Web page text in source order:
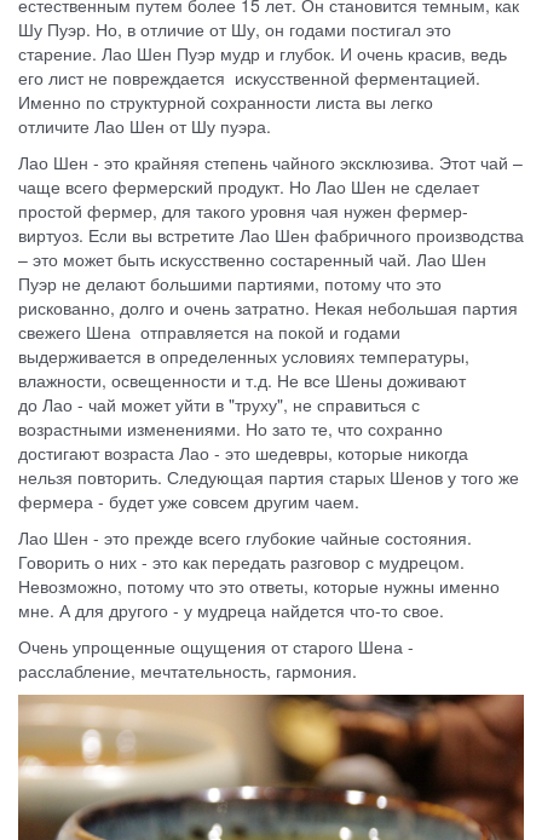
Шу Пуэр. Но, в отличие от Шу, он годами постигал это
старение. Лао Шен Пуэр мудр и глубок. И очень красив, ведь
его лист не повреждается искусственной ферментацией.
Именно по структурной сохранности листа вы легко
отличите Лао Шен от Шу пуэра.
Лао Шен - это крайняя степень чайного эксклюзива. Этот чай –
чаще всего фермерский продукт. Но Лао Шен не сделает
простой фермер, для такого уровня чая нужен фермер-
виртуоз. Если вы встретите Лао Шен фабричного производства
– это может быть искусственно состаренный чай. Лао Шен
Пуэр не делают большими партиями, потому что это
рискованно, долго и очень затратно. Некая небольшая партия
свежего Шена отправляется на покой и годами
выдерживается в определенных условиях температуры,
влажности, освещенности и т.д. Не все Шены доживают
до Лао - чай может уйти в "труху", не справиться с
возрастными изменениями. Но зато те, что сохранно
достигают возраста Лао - это шедевры, которые никогда
нельзя повторить. Следующая партия старых Шенов у того же
фермера - будет уже совсем другим чаем.
Лао Шен - это прежде всего глубокие чайные состояния.
Говорить о них - это как передать разговор с мудрецом.
Невозможно, потому что это ответы, которые нужны именно
мне. А для другого - у мудреца найдется что-то свое.
Очень упрощенные ощущения от старого Шена -
расслабление, мечтательность, гармония.